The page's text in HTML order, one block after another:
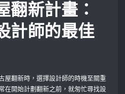
翻新計畫：
計師的最佳
屋翻新時，選擇設計師的時機至關重
在開始計劃翻新之前，就匆忙尋找設